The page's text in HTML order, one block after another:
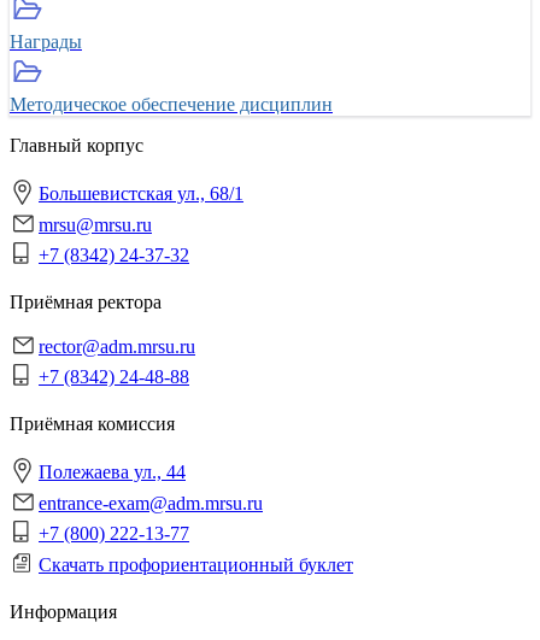
Награды
Методическое обеспечение дисциплин
Главный корпус
Большевистская ул., 68/1
mrsu@mrsu.ru
+7 (8342) 24-37-32
Приёмная ректора
rector@adm.mrsu.ru
+7 (8342) 24-48-88
Приёмная комиссия
Полежаева ул., 44
entrance-exam@adm.mrsu.ru
+7 (800) 222-13-77
Скачать профориентационный буклет
Информация